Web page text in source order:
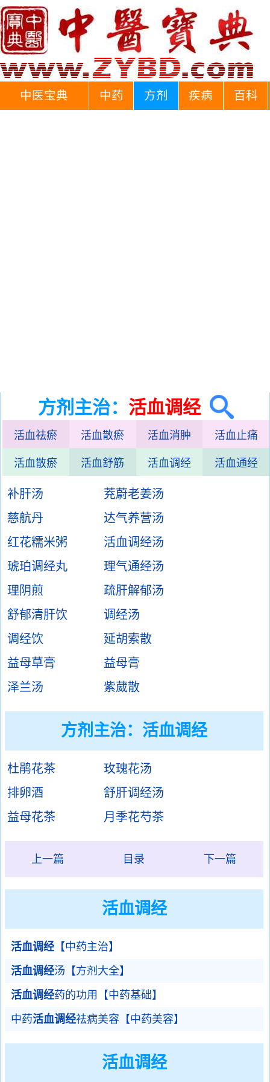
中医宝典 中药 方剂 疾病 百科
方剂主治： 活血调经
活血祛瘀 活血散瘀 活血消肿 活血止痛
活血散瘀 活血舒筋 活血调经 活血通经
补肝汤
茺蔚老姜汤
慈航丹
达气养营汤
红花糯米粥
活血调经汤
琥珀调经丸
理气通经汤
理阴煎
疏肝解郁汤
舒郁清肝饮
调经汤
调经饮
延胡索散
益母草膏
益母膏
泽兰汤
紫葳散
方剂主治： 活血调经
杜鹃花茶
玫瑰花汤
排卵酒
舒肝调经汤
益母花茶
月季花芍茶
上一篇 目录 下一篇
活血调经
活血调经 【中药主治】
活血调经汤【方剂大全】
活血调经药的功用【中药基础】
中药活血调经祛病美容【中药美容】
活血调经